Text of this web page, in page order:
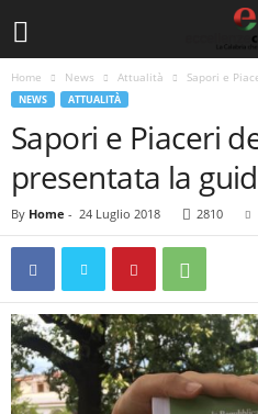
Home News Attualità Sapori e
NEWS ATTUALITÀ
Sapori e Piaceri
presentata la
By Home - 24 Luglio 2018 2810